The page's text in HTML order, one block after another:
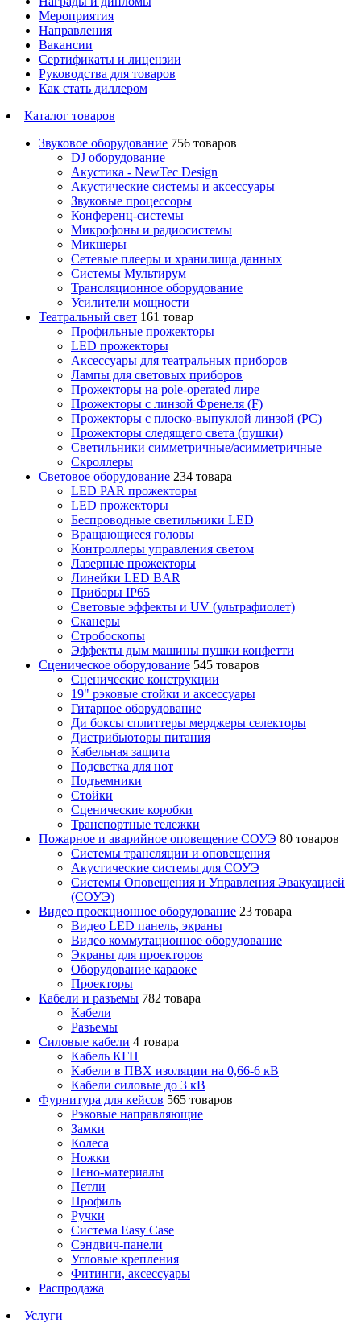
Мероприятия
Направления
Вакансии
Сертификаты и лицензии
Руководства для товаров
Как стать диллером
Каталог товаров
Звуковое оборудование 756 товаров
DJ оборудование
Акустика - NewTec Design
Акустические системы и аксессуары
Звуковые процессоры
Конференц-системы
Микрофоны и радиосистемы
Микшеры
Сетевые плееры и хранилища данных
Системы Мультирум
Трансляционное оборудование
Усилители мощности
Театральный свет 161 товар
Профильные прожекторы
LED прожекторы
Аксессуары для театральных приборов
Лампы для световых приборов
Прожекторы на pole-operated лире
Прожекторы с линзой Френеля (F)
Прожекторы с плоско-выпуклой линзой (PC)
Прожекторы следящего света (пушки)
Светильники симметричные/асимметричные
Скроллеры
Световое оборудование 234 товара
LED PAR прожекторы
LED прожекторы
Беспроводные светильники LED
Вращающиеся головы
Контроллеры управления светом
Лазерные прожекторы
Линейки LED BAR
Приборы IP65
Световые эффекты и UV (ультрафиолет)
Сканеры
Стробоскопы
Эффекты дым машины пушки конфетти
Сценическое оборудование 545 товаров
Сценические конструкции
19" рэковые стойки и аксесcуары
Гитарное оборудование
Ди боксы сплиттеры мерджеры селекторы
Дистрибьюторы питания
Кабельная защита
Подсветка для нот
Подъемники
Стойки
Сценические коробки
Транспортные тележки
Пожарное и аварийное оповещение СОУЭ 80 товаров
Cистемы трансляции и оповещения
Акустические системы для СОУЭ
Системы Оповещения и Управления Эвакуацией
(СОУЭ)
Видео проекционное оборудование 23 товара
Видео LED панель, экраны
Видео коммутационное оборудование
Экраны для проекторов
Оборудование караоке
Проекторы
Кабели и разъемы 782 товара
Кабели
Разъемы
Силовые кабели 4 товара
Кабель КГН
Кабели в ПВХ изоляции на 0,66-6 кВ
Кабели силовые до 3 кВ
Фурнитура для кейсов 565 товаров
Рэковые направляющие
Замки
Колеса
Ножки
Пено-материалы
Петли
Профиль
Ручки
Система Easy Case
Сэндвич-панели
Угловые крепления
Фитинги, аксессуары
Распродажа
Услуги